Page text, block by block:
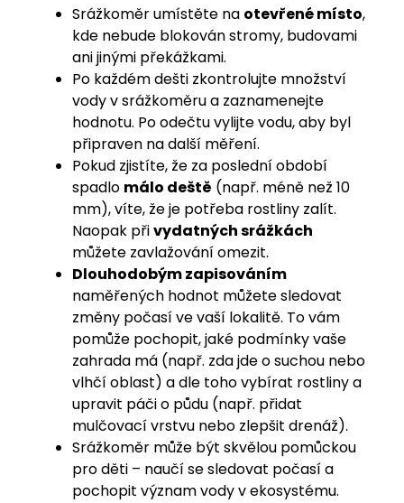
Srážkoměr umístěte na otevřené místo,
kde nebude blokován stromy, budovami
ani jinými překážkami.
Po každém dešti zkontrolujte množství
vody v srážkoměru a zaznamenejte
hodnotu. Po odečtu vylijte vodu, aby byl
připraven na další měření.
Pokud zjistíte, že za poslední období
spadlo málo deště (např. méně než 10
mm), víte, že je potřeba rostliny zalít.
Naopak přivydatných srážkách
můžete zavlažování omezit.
Dlouhodobým zapisováním
naměřených hodnot můžete sledovat
změny počasí ve vaší lokalitě. To vám
pomůže pochopit, jaké podmínky vaše
zahrada má (např. zda jde o suchou nebo
vlhčí oblast) a dle toho vybírat rostliny a
upravit páči o půdu (např. přidat
mulčovací vrstvu nebo zlepšit drenáž).
Srážkoměr může být skvělou pomůckou
pro děti – naučí se sledovat počasí a
pochopit význam vody v ekosystému.